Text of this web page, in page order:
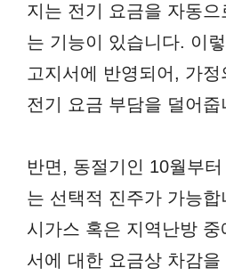
지는 전기 요금을 자동
는 기능이 있습니다. 이
고지서에 반영되어, 가
전기 요금 부담을 덜어줍
반면, 동절기인 10월부터
는 선택적 진주가 가능
시가스 혹은 지역난방 중
서에 대한 요금상 차감을